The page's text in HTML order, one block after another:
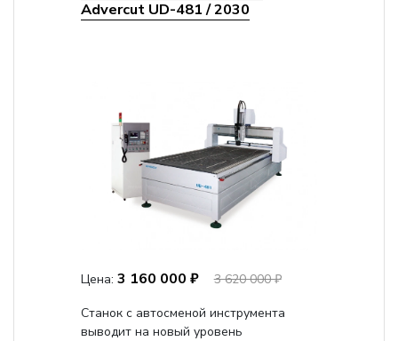
Advercut UD-481 / 2030
Цена: 3 160 000 ₽
3 620 000 ₽
Станок с автосменой инструмента
выводит на новый уровень